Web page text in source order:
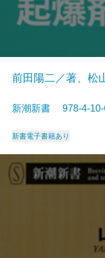
前田陽二／著、松
新潮新書 978-4-
新書電子書籍あり